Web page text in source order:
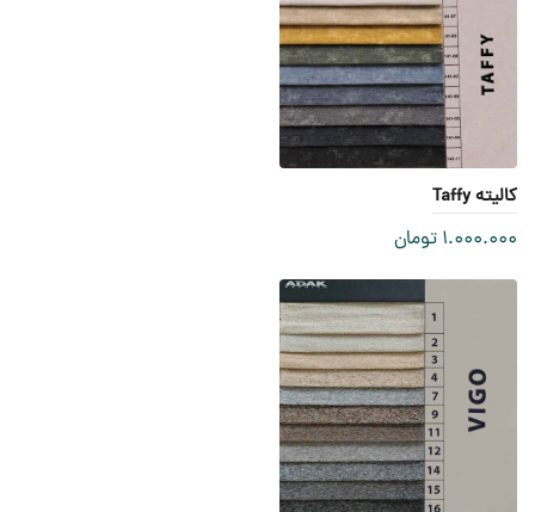
کالیته Taffy
1.000.000 تومان